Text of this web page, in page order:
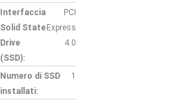
Interfaccia
Solid State
Drive
(SSD):
PCI
Express
4.0
Numero di SSD
installati:
1